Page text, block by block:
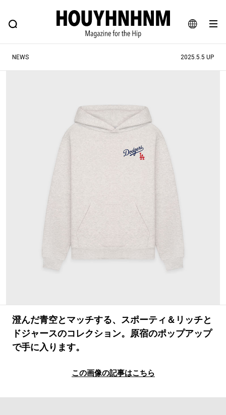
JA
EN
FEATURE BLOG SNAP
ヒップなファッション、カルチャー、ライフスタイルWEBマガジン
#SHOPPING ADDICT #憧れの逸品
#ESSENTIAL DESIGNS #古着サミット
#NEW VINTAGE #マイナーグッド図鑑
#MONTHLY JOURNAL
#Commune H
#FASHION #MUSIC
#LIFESTYLE #SNEAKER #OUTDOOR
#HANDSOME HANDBOOK
NEWS 2025.5.5 UP
澄んだ青空とマッチする、スポーティ＆リッチと
ドジャースのコレクション。原宿のポップアップ
で手に入ります。
この画像の記事はこちら